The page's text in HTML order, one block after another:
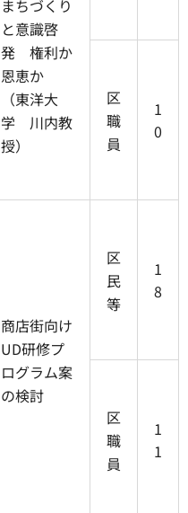
まちづくり
と意識啓
発 権利か
恩恵か
（東洋大
学 川内教
授）
区
職
員
1
0
商店街向け
UD研修プ
ログラム案
の検討
区
民
等
1
8
区
職
員
1
1